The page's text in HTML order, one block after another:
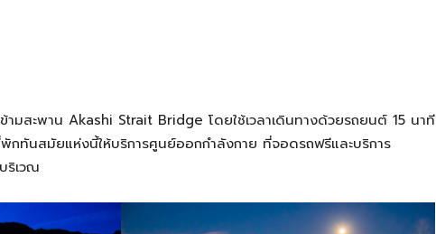
มสะพาน Akashi Strait Bridge โดยใช้เวลาเดินทางด้วยรถยนต์ 15 นาที
กทันสมัยแห่งนี้ให้บริการศูนย์ออกกำลังกาย ที่จอดรถฟรีและบริการ
ริเวณ